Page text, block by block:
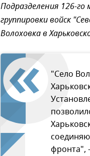
Подразделения 126-
группировки войск
Волоховка в
"Село
фронта",